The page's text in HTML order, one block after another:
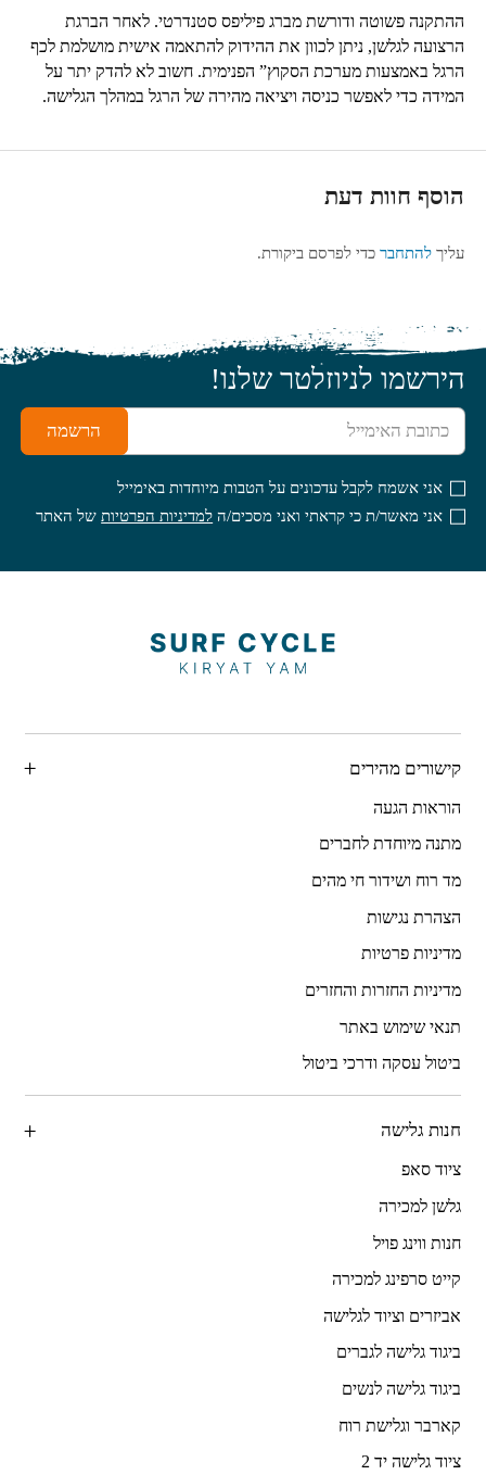
ההתקנה פשוטה ודורשת מברג פיליפס סטנדרטי. לאחר הברגת
הרצועה לגלשן, ניתן לכוון את ההידוק להתאמה אישית מושלמת לכף
הרגל באמצעות מערכת הסקוץ” הפנימית. חשוב לא להדק יתר על
המידה כדי לאפשר כניסה ויציאה מהירה של הרגל במהלך הגלישה.
הוסף חוות דעת
עליך להתחברכדי לפרסם ביקורת.
הירשמו לניוזלטר שלנו!
כתובת האימייל
הרשמה
אני אשמח לקבל עדכונים על הטבות מיוחדות באימייל
אני מאשר/ת כי קראתי ואני מסכים/ה למדיניות הפרטיותשל האתר
קישורים מהירים
הוראות הגעה
מתנה מיוחדת לחברים
מד רוח ושידור חי מהים
הצהרת נגישות
מדיניות פרטיות
מדיניות החזרות והחזרים
תנאי שימוש באתר
ביטול עסקה ודרכי ביטול
חנות גלישה
ציוד סאפ
גלשן למכירה
חנות ווינג פויל
קייט סרפינג למכירה
אביזרים וציוד לגלישה
ביגוד גלישה לגברים
ביגוד גלישה לנשים
קארבר וגלישת רוח
ציוד גלישה יד 2